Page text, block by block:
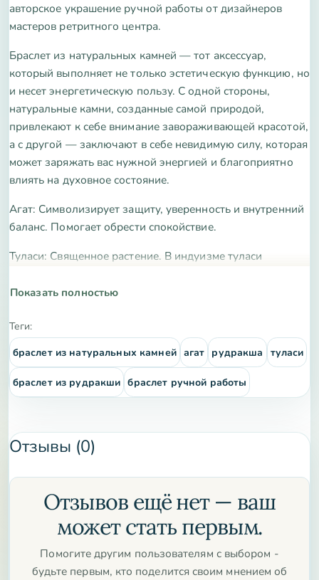
авторское украшение ручной работы от дизайнеров
мастеров ретритного центра.
Браслет из натуральных камней — тот аксессуар,
который выполняет не только эстетическую функцию, но
и несет энергетическую пользу. С одной стороны,
натуральные камни, созданные самой природой,
привлекают к себе внимание завораживающей красотой,
а с другой — заключают в себе невидимую силу, которая
может заряжать вас нужной энергией и благоприятно
влиять на духовное состояние.
Агат: Символизирует защиту, уверенность и внутренний
баланс. Помогает обрести спокойствие.
Туласи: Священное растение. В индуизме туласи
(супруги Вишну). Во многих индийских семьях горшок с
очищения пространства и привлечения благополучия.
Рудракша— это семена вечнозеленого дерева-
священного Кипариса, произрастающего в предгорьях
Гималаев и Юго-восточной Азии.
В переводе с санскрита
амулетом в индуизме и буддизме.
защищает от негативной энергии.
Размер браслета: 16-17 см
Показать полностью
Теги:
браслет из натуральных камней агат рудракша туласи
браслет из рудракши браслет ручной работы
Отзывы (0)
Отзывов ещё нет — ваш
может стать первым.
Помогите другим пользователям с выбором -
будьте первым, кто поделится своим мнением об